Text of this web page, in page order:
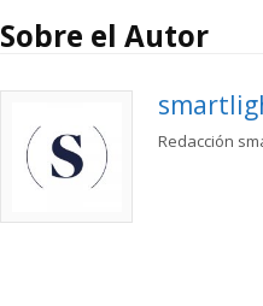
Sobre el Autor
Redacción